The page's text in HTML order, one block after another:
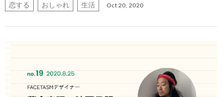
恋する おしゃれ 生活 Oct 20, 2020